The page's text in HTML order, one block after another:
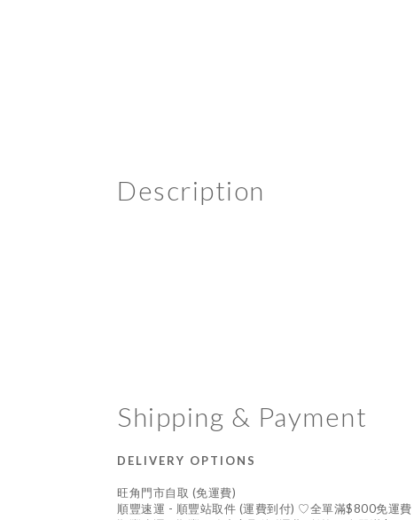
Description
Shipping & Payment
DELIVERY OPTIONS
旺角門市自取 (免運費)
順豐速運 - 順豐站取件 (運費到付) ♡全單滿$800免運費